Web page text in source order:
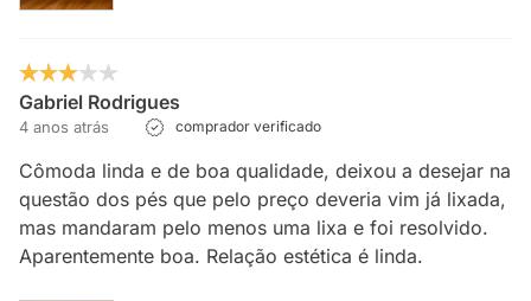
Gabriel Rodrigues
4 anos atrás comprador verificado
Cômoda linda e de boa qualidade, deixou a desejar na
questão dos pés que pelo preço deveria vim já lixada,
mas mandaram pelo menos uma lixa e foi resolvido.
Aparentemente boa. Relação estética é linda.